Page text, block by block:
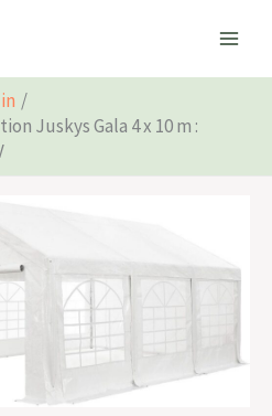
Juskys Gala 4 x 10 m :